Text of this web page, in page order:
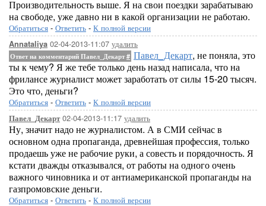
Производительность выше. Я на свои поездки зарабатываю
на свободе, уже давно ни в какой организации не работаю.
Обратиться - Ответить - К полной версии
Annataliya 02-04-2013-11:07 удалить
Ответ на комментарий Павел_Декарт# Павел_Декарт, не поняла, это
ты к чему? Я же тебе только день назад написала, что на
фрилансе журналист может заработать от силы 15-20 тысяч.
Это что, деньги?
Обратиться - Ответить - К полной версии
Павел_Декарт02-04-2013-11:17 удалить
Ну, значит надо не журналистом. А в СМИ сейчас в
основном одна пропаганда, древнейшая профессия, только
продаешь уже не рабочие руки, а совесть и порядочность. Я
кстати дважды отказывался, от работы на одного очень
важного чиновника и от антиамериканской пропаганды на
газпромовские деньги.
Обратиться - Ответить - К полной версии